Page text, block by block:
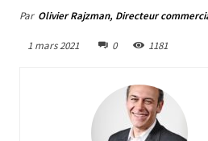
Par Olivier Rajzman, Directeur
1 mars 2021 0 1181